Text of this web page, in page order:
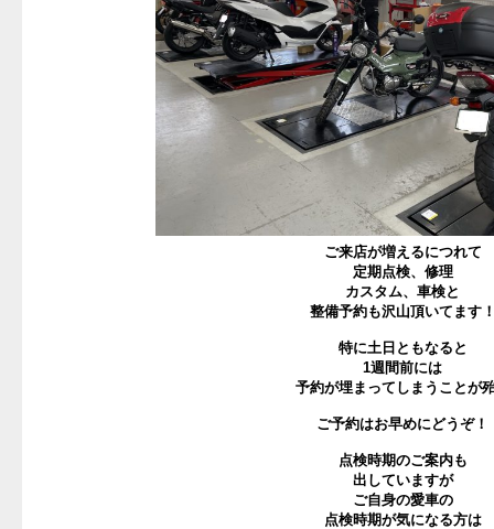
ご来店が増えるにつれて
定期点検、修理
カスタム、車検と
整備予約も沢山頂いてます
特に土日ともなると
1週間前には
予約が埋まってしまうことが
ご予約はお早めにどうぞ！
点検時期のご案内も
出していますが
ご自身の愛車の
点検時期が気になる方は